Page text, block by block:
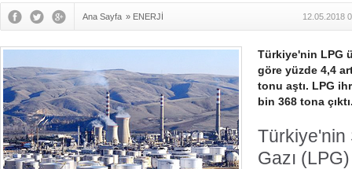
Ana Sayfa » ENERJİ 12.05.2018
Türkiye'nin LPG
göre yüzde 4,4
tonu aştı. LPG
bin 368 tona
Türkiye'nin
Gazı